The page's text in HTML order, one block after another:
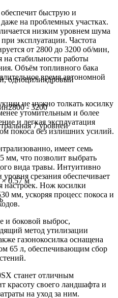
быструю и
на проблемных участках.
низким уровнем шума
эксплуатации. Частота
от 2800 до 3200 об/мин,
на стабильности работы
Объём топливного бака
время автономной
не нужно толкать косилку
утомительным и более
и легкая эксплуатация
покоса без излишних усилий.
имеет семь
мм, что позволит выбрать
вида травы. Интуитивно
срезания обеспечивает
настроек. Нож косилки
мм, ускоряя процесс покоса и
и боковой выброс,
метод утилизации
газонокосилка оснащена
65 л, обеспечивающим сбор
станет отличным
красоту своего ландшафта и
на уход за ним.
одноцилиндровый
2800 - 3200
7 уровней
× 0.57 м